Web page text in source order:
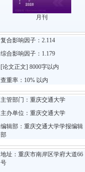
月刊
复合影响因子：2.114
综合影响因子：1.179
[论文正文] 8000字以内
查重率：10% 以内
主管部门：重庆交通大学
主办单位：重庆交通大学
编辑部：重庆交通大学学报编辑
部
地址：重庆市南岸区学府大道66
号